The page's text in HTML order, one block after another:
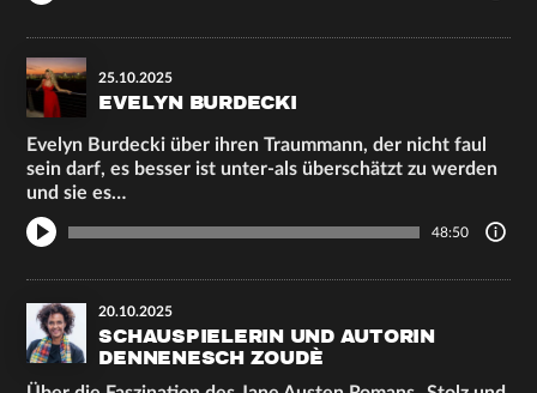
25.10.2025
EVELYN BURDECKI
Evelyn Burdecki über ihren Traummann, der nicht faul
sein darf, es besser ist unter-als überschätzt zu werden
und sie es…
48:50
20.10.2025
SCHAUSPIELERIN UND AUTORIN
DENNENESCH ZOUDÈ